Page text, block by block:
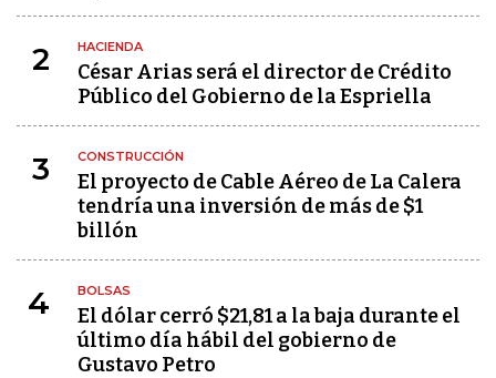
2 HACIENDA
César Arias será el director de Crédito
Público del Gobierno de la Espriella
3 CONSTRUCCIÓN
El proyecto de Cable Aéreo de La Calera
tendría una inversión de más de $1
billón
4 BOLSAS
El dólar cerró $21,81 a la baja durante el
último día hábil del gobierno de
Gustavo Petro